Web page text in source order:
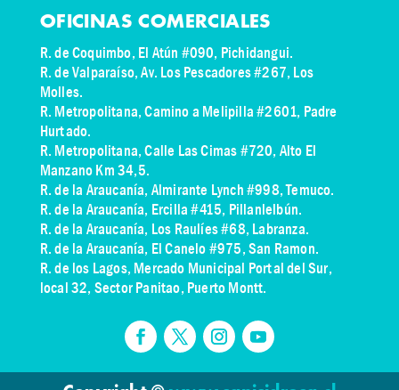
OFICINAS COMERCIALES
R. de Coquimbo, El Atún #090, Pichidangui.
R. de Valparaíso, Av. Los Pescadores #267, Los
Molles.
R. Metropolitana, Camino a Melipilla #2601, Padre
Hurtado.
R. Metropolitana, Calle Las Cimas #720, Alto El
Manzano Km 34,5.
R. de la Araucanía, Almirante Lynch #998, Temuco.
R. de la Araucanía, Ercilla #415, Pillanlelbún.
R. de la Araucanía, Los Raulíes #68, Labranza.
R. de la Araucanía, El Canelo #975, San Ramon.
R. de los Lagos, Mercado Municipal Portal del Sur,
local 32, Sector Panitao, Puerto Montt.